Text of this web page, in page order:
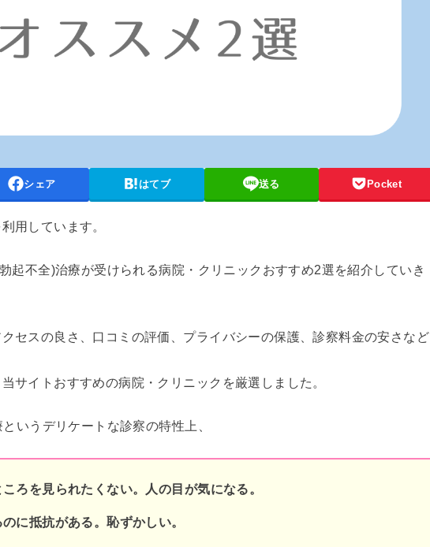
シェア はてブ 送る Pocket
用しています。
起不全)治療が受けられる病院・クリニックおすすめ2選を紹介していき
セスの良さ、口コミの評価、プライバシーの保護、診察料金の安さなど
サイトおすすめの病院・クリニックを厳選しました。
いうデリケートな診察の特性上、
ろを見られたくない。人の目が気になる。
に抵抗がある。恥ずかしい。